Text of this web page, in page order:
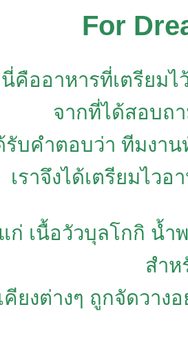
For
นี่คืออาหารที่เตรียม
จากที่ได้สอบถ
รับคำตอบว่า ทีมงา
เราจึงได้เตรียมไว
ก่ เนื้อวัวบุลโกกิ น้ำ
สำห
คียงต่างๆ ถูกจัดวา